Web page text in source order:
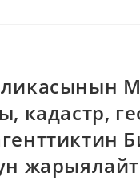
кадастр,
жарыялайт